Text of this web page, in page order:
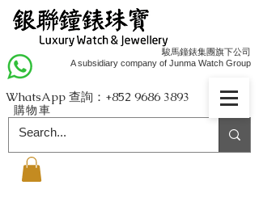
駿馬鐘錶集團旗下公司
A subsidiary company of Junma Watch Group
購物車
WhatsApp 查詢：+852 9686 3893